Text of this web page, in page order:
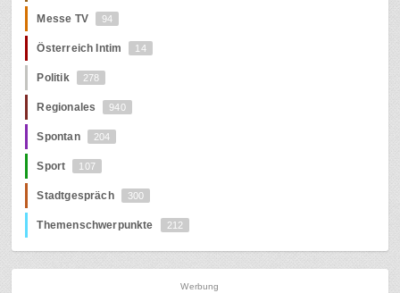
Messe TV 94
Österreich Intim 14
Politik 278
Regionales 940
Spontan 204
Sport 107
Stadtgespräch 300
Themenschwerpunkte 212
Werbung